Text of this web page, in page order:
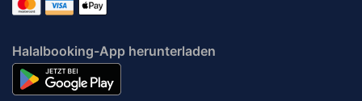
Halalbooking-App herunterladen